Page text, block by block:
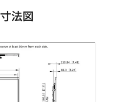
寸法図